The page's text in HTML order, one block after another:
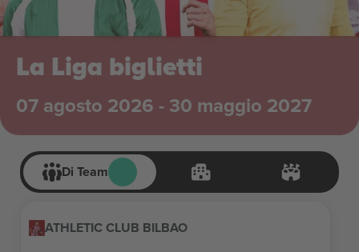
La Liga biglietti
07 agosto 2026 - 30 maggio 2027
Di Team
ATHLETIC CLUB BILBAO